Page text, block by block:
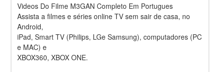
Videos Do Filme M3GAN Completo Em Portugues
Assista a filmes e séries online TV sem sair de casa, no
Android,
iPad, Smart TV (Philips, LGe Samsung), computadores (PC
e MAC) e
XBOX360, XBOX ONE.